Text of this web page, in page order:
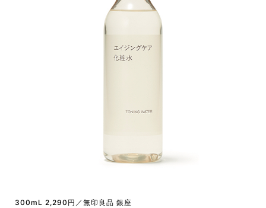
300mL 2,290円／無印良品 銀座